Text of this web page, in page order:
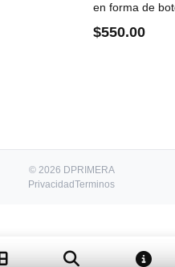
en forma de
$550.00
© 2026 DPRIMERA
PrivacidadTerminos